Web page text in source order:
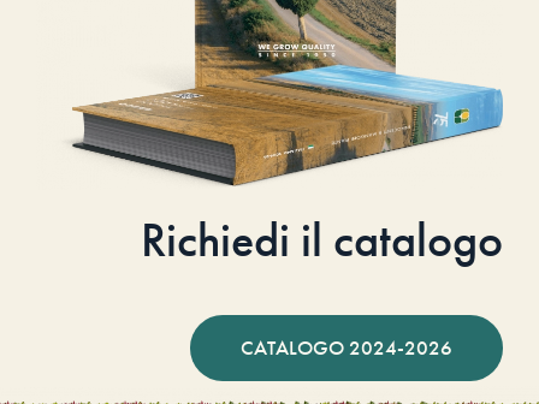
Richiedi il catalogo
CATALOGO 2024-2026